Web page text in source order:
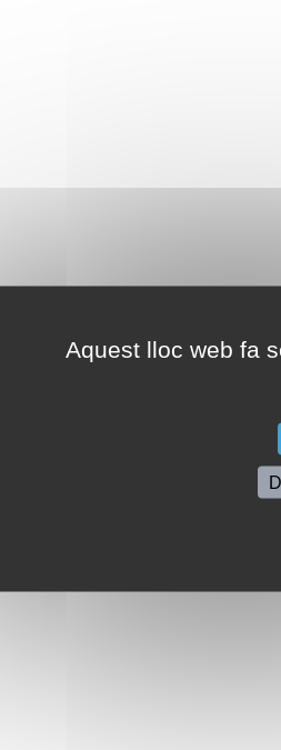
Aquest lloc web fa